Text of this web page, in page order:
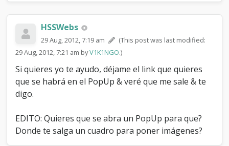
HSSWebs
29 Aug, 2012, 7:19 am
(This post was last modified:
29 Aug, 2012, 7:21 am byV1K1NGO.)
Si quieres yo te ayudo, déjame el link que quieres
que se habrá en el PopUp & veré que me sale & te
digo.
EDITO: Quieres que se abra un PopUp para que?
Donde te salga un cuadro para poner imágenes?